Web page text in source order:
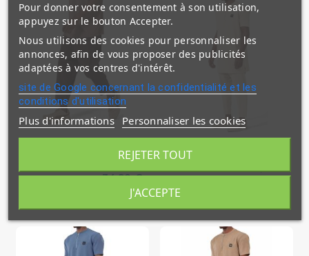
Sarouel Design S26 Qaba'il
34,90 €
Ensemble Qamis Court
Qabail Silent
39,90 €
Pour donner votre consentement à son utilisation,
appuyez sur le bouton Accepter.
Nous utilisons des cookies pour personnaliser les
annonces, afin de vous proposer des publicités
adaptées à vos centres d'intérêt.
site de Google concernant la confidentialité et les
conditions d'utilisation
Plus d'informations Personnaliser les cookies
REJETER TOUT
J'ACCEPTE